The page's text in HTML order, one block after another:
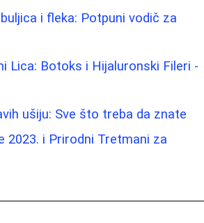
i fleka: Potpuni vodič za
Lica: Botoks i Hijaluronski Fileri -
ušiju: Sve što treba da znate
2023. i Prirodni Tretmani za